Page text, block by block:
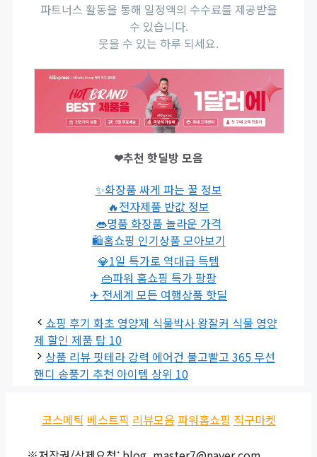
파트너스 활동을 통해 일정액의 수수료를 제공받을
수 있습니다.
웃을 수 있는 하루 되세요.
❤추천 핫딜방 모음
✨화장품 싸게 파는 꿀 정보
🔥전자제품 반값 정보
👄명품 화장품 놀라운 가격
🛍홈쇼핑 인기상품 모아보기
💎1일 특가로 역대급 득템
👜파워 홈쇼핑 특가 팡팡
✈ 전세계 모든 여행상품 핫딜
쇼핑 후기 화초 영양제 식물박사 왕잘커 식물 영양
제 할인 제품 탑 10
상품 리뷰 핏테라 강력 에어건 불고빨고 365 무선
핸디 송풍기 추천 아이템 상위 10
코스메틱 베스트픽 리뷰모음 파워홈쇼핑 직구마켓